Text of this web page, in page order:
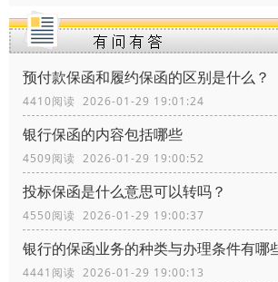
预付款保函和履约保函的区别是什么？
4410阅读 2026-01-29 19:01:24
银行保函的内容包括哪些
4509阅读 2026-01-29 19:00:52
投标保函是什么意思可以转吗？
4550阅读 2026-01-29 19:00:37
银行的保函业务的种类与办理条件有哪
4441阅读 2026-01-29 19:00:13